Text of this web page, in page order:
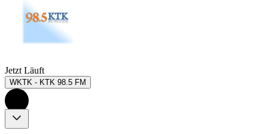
Jetzt Läuft
WKTK - KTK 98.5 FM